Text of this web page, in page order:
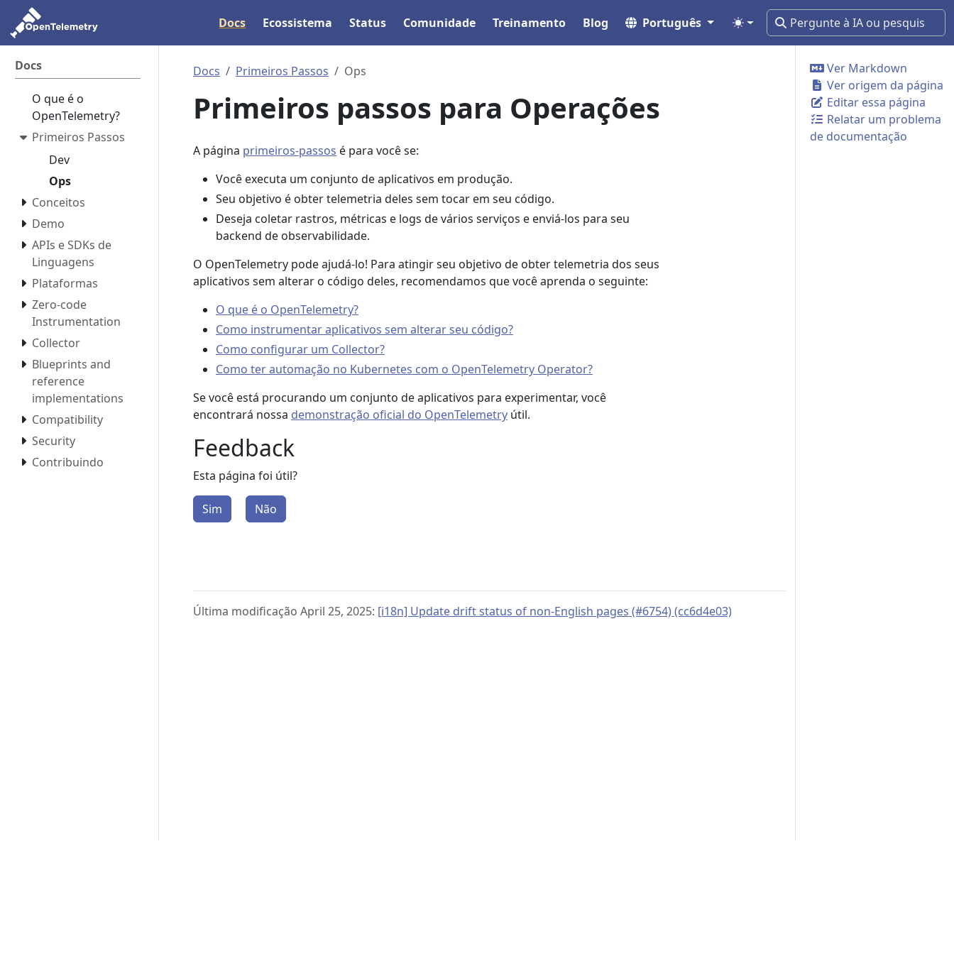
Docs Ecossistema Status Comunidade Treinamento Blog Português
Docs
O que é o
OpenTelemetry?
Primeiros Passos
Dev
Ops
Conceitos
Demo
APIs e SDKs de
Linguagens
Plataformas
Zero-code
Instrumentation
Collector
Blueprints and
reference
implementations
Compatibility
Security
Contribuindo
Ver Markdown
Ver origem da página
Editar essa página
Relatar um problema
de documentação
Docs Primeiros Passos Ops
Primeiros passos para Operações
A página primeiros-passos é para você se:
Você executa um conjunto de aplicativos em produção.
Seu objetivo é obter telemetria deles sem tocar em seu código.
Deseja coletar rastros, métricas e logs de vários serviços e enviá-los para seu
backend de observabilidade.
O OpenTelemetry pode ajudá-lo! Para atingir seu objetivo de obter telemetria dos seus
aplicativos sem alterar o código deles, recomendamos que você aprenda o seguinte:
O que é o OpenTelemetry?
Como instrumentar aplicativos sem alterar seu código?
Como configurar um Collector?
Como ter automação no Kubernetes com o OpenTelemetry Operator?
Se você está procurando um conjunto de aplicativos para experimentar, você
encontrará nossa demonstração oficial do OpenTelemetry útil.
Feedback
Esta página foi útil?
Sim Não
Última modificação April 25, 2025: [i18n] Update drift status of non-English pages (#6754) (cc6d4e03)